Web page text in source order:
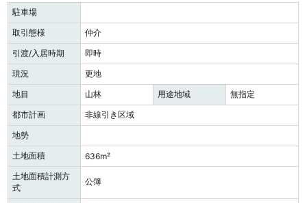
駐車場
取引態様
仲介
引渡/入居時期
即時
現況
更地
地目
山林 用途地域
無指定
都市計画
非線引き区域
地勢
土地面積
636m²
土地面積計測方
式
公簿